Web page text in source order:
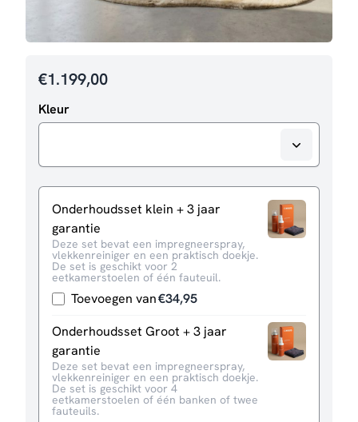
€1.199,00
Kleur
Onderhoudsset klein + 3 jaar
garantie
Deze set bevat een impregneerspray,
vlekkenreiniger en een praktisch doekje.
De set is geschikt voor 2
eetkamerstoelen of één fauteuil.
Toevoegen van€34,95
Onderhoudsset Groot + 3 jaar
garantie
Deze set bevat een impregneerspray,
vlekkenreiniger en een praktisch doekje.
De set is geschikt voor 4
eetkamerstoelen of één banken of twee
fauteuils.